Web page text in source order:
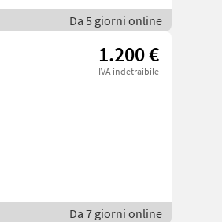
Da 5 giorni online
1.200 €
IVA indetraibile
Da 7 giorni online